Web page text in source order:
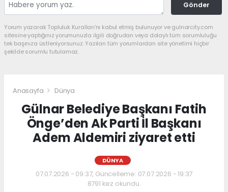
Gönder
Yorum yazarak Topluluk Kuralları’nı kabul etmiş bulunuyor ve gulnarcity.com
sitesine yaptığınız yorumunuzla ilgili doğrudan veya dolaylı tüm sorumluluğu
tek başınıza üstleniyorsunuz. Yazılan tüm yorumlardan site yönetimi hiçbir
şekilde sorumlu tutulamaz.
Anasayfa Dünya
Gülnar Belediye Başkanı Fatih
Önge’den Ak Parti İl Başkanı
Adem Aldemiri ziyaret etti
DÜNYA
07.07.2026 - 09:37, Güncelleme: 07.07.2026 - 19:37
8791 kez okundu.